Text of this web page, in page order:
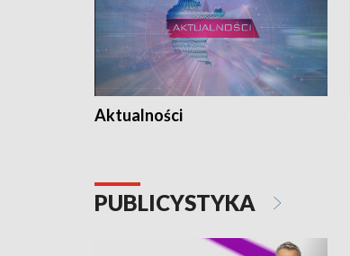
Aktualności
PUBLICYSTYKA